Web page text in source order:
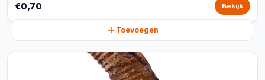
€0,70 Bekijk
Toevoegen